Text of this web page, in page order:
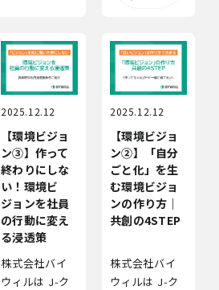
2025.12.12
【環境ビジョ
ン③】作って
終わりにしな
い！環境ビ
ジョンを社員
の行動に変え
る浸透策
株式会社バイ
ウィルは J‑ク
2025.12.12
【環境ビジョ
ン②】「自分
ごと化」を生
む環境ビジョ
ンの作り方｜
共創の4STEP
株式会社バイ
ウィルは J‑ク